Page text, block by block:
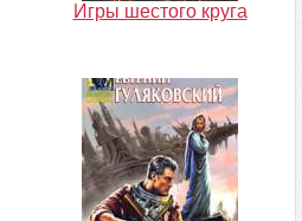
Игры шестого круга